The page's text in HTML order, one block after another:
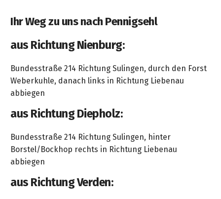
Prospekte
Grills
Grill-
Kataloge
&
Prospekte
Prospekte
Marken
Ansprechpartner
Kataloge
Prospekte
Videos
Ihr Weg zu uns nach Pennigsehl
aus Richtung Nienburg:
Bundesstraße 214 Richtung Sulingen, durch den Forst
Weberkuhle, danach links in Richtung Liebenau
abbiegen
aus Richtung Diepholz:
Bundesstraße 214 Richtung Sulingen, hinter
Borstel/Bockhop rechts in Richtung Liebenau
abbiegen
aus Richtung Verden: